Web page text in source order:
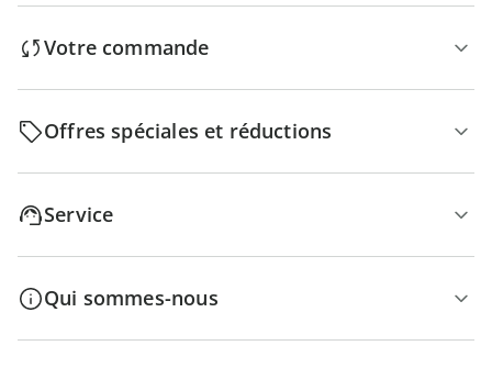
Votre commande
Offres spéciales et réductions
Service
Qui sommes-nous